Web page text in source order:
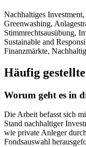
Nachhaltiges
Greenwashing,
Stimmrechtsausübung,
Sustainable and
Finanzmärkte,
Häufig
Worum geht es in
Die Arbeit befasst sich
Stand nachhaltiger
wie private Anleger
Fondsauswahl